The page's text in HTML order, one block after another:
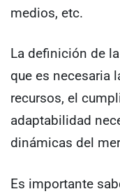
medios, etc.
La definición de
que es necesaria
recursos, el
adaptabilidad
dinámicas del
Es importante